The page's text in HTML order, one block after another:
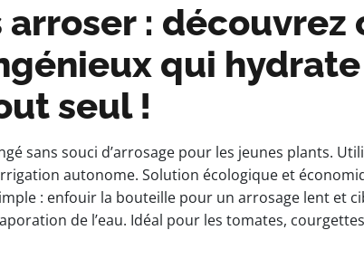
arroser : découvrez
qui
seul !
sans souci d’arrosage pour les jeunes plants.
autonome. Solution écologique et
: enfouir la bouteille pour un arrosage lent et
de l’eau. Idéal pour les tomates,